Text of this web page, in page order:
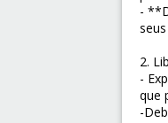
-
2.
-
que
-